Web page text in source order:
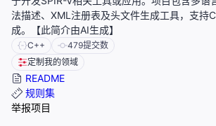
法描述、XML注册表及头文件生成工具，支持
成。【此简介由AI生成】
C++ 479提交数
定制我的领域
README
规则集
举报项目